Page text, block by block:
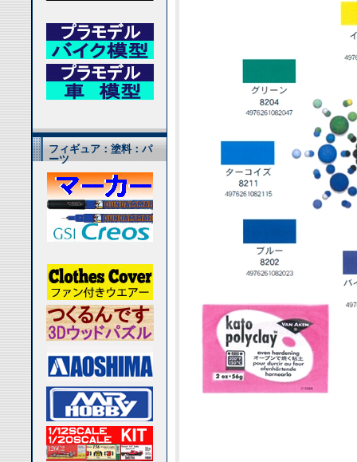
フィギュア：塗料：パ
ーツ